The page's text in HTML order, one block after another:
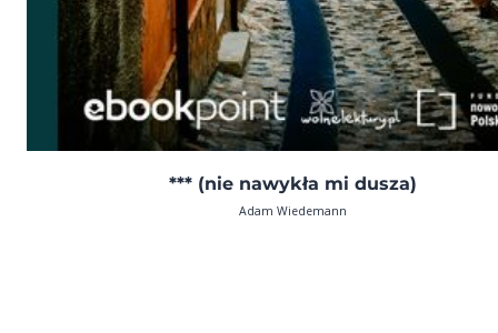
*** (nie nawykła mi dusza)
Adam Wiedemann